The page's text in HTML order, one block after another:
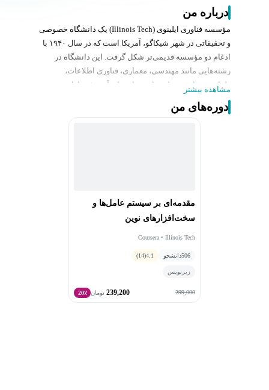
درباره من
مؤسسه فناوری ایلینوی (Illinois Tech) یک دانشگاه خصوصی
و تحقیقاتی در شهر شیکاگو، آمریکا است که در سال ۱۹۴۰ با
ادغام دو مؤسسه قدیمی‌تر شکل گرفت. این دانشگاه در
رشته‌هایی مانند مهندسی، معماری، فناوری اطلاعات،
طراحی، تجارت و علوم پایه برنامه‌های آموزشی ارائه می‌دهد.
ایلینوی تک به‌عنوان یکی از دانشگاه‌های دارای فعالیت
تحقیقاتی بالا شناخته می‌شود و تمرکز ویژه‌ای بر نوآوری و
مشاهده بیشتر
دوره‌های من
مقدمه‌ای بر سیستم عامل‌ها و
سخت‌افزارهای نوین
Coursera • Illinois Tech
506دانشجو 4.1
(14)
زیرنویس
299,000
239,200 تومان 20٪